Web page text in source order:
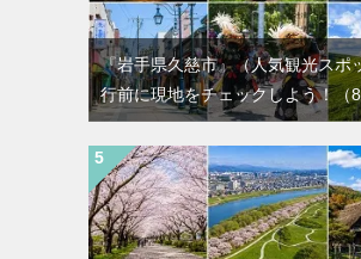
『岩手県久慈市』（人気観光スポ
行前に現地をチェックしよう！ （